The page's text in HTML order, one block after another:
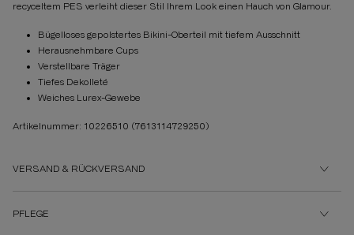
recyceltem PES verleiht dieser Stil Ihrem Look einen Hauch von Glamour.
Bügelloses gepolstertes Bikini-Oberteil mit tiefem Ausschnitt
Herausnehmbare Cups
Verstellbare Träger
Tiefes Dekolleté
Weiches Lurex-Gewebe
Artikelnummer: 10226510 (7613114729250)
VERSAND & RÜCKVERSAND
PFLEGE